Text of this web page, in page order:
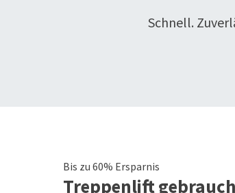
Schnell.
Bis zu 60% Ersparnis
Treppenlift